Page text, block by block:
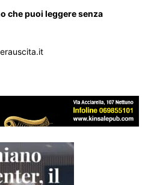
che puoi leggere senza